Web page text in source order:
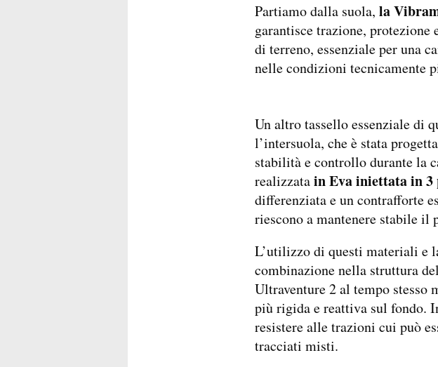
Partiamo dalla suola, la
garantisce trazione, protezione
di terreno, essenziale per una
nelle condizioni tecnicamente
Un altro tassello essenziale di
l’intersuola, che è stata
stabilità e controllo durante la
realizzatain Eva iniettata in 3
differenziata e un contrafforte
riescono a mantenere stabile
L’utilizzo di questi materiali e
combinazione nella struttura
Ultraventure 2 al tempo stesso
più rigida e reattiva sul fondo.
resistere alle trazioni cui può
tracciati misti.